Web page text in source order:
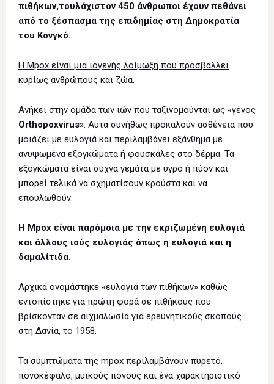
πιθήκων,τουλάχιστον 450 άνθρωποι έχουν πεθάνει
από το ξέσπασμα της επιδημίας στη Δημοκρατία
του Κονγκό.
Η Mpox είναι μια ιογενής λοίμωξη που προσβάλλει
κυρίως ανθρώπους και ζώα.
Ανήκει στην ομάδα των ιών που ταξινομούνται ως «γένος
Orthopoxvirus». Αυτά συνήθως προκαλούν ασθένεια που
μοιάζει με ευλογιά και περιλαμβάνει εξάνθημα με
ανυψωμένα εξογκώματα ή φουσκάλες στο δέρμα. Τα
εξογκώματα είναι συχνά γεμάτα με υγρό ή πύον και
μπορεί τελικά να σχηματίσουν κρούστα και να
επουλωθούν.
Η Mpox είναι παρόμοια με την εκριζωμένη ευλογιά
και άλλους ιούς ευλογιάς όπως η ευλογιά και η
δαμαλίτιδα.
Αρχικά ονομάστηκε «ευλογιά των πιθήκων» καθώς
εντοπίστηκε για πρώτη φορά σε πιθήκους που
βρίσκονταν σε αιχμαλωσία για ερευνητικούς σκοπούς
στη Δανία, το 1958.
Τα συμπτώματα της mpox περιλαμβάνουν πυρετό,
πονοκέφαλο, μυϊκούς πόνους και ένα χαρακτηριστικό